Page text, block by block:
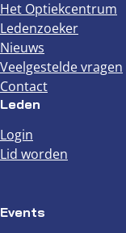
Het Optiekcentrum
Ledenzoeker
Nieuws
Veelgestelde vragen
Contact
Leden
Login
Lid worden
Events